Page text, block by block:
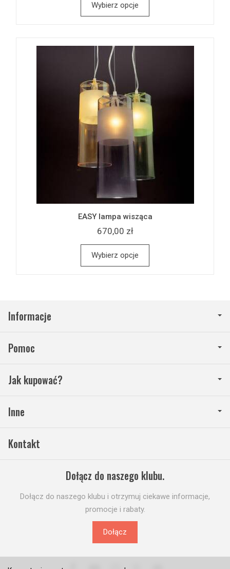
Wybierz opcje
EASY lampa wisząca
670,00 zł
Wybierz opcje
Informacje
Pomoc
Jak kupować?
Inne
Kontakt
Dołącz do naszego klubu.
Dołącz do naszego klubu i otrzymuj ciekawe informacje,
promocje i rabaty.
Dołącz